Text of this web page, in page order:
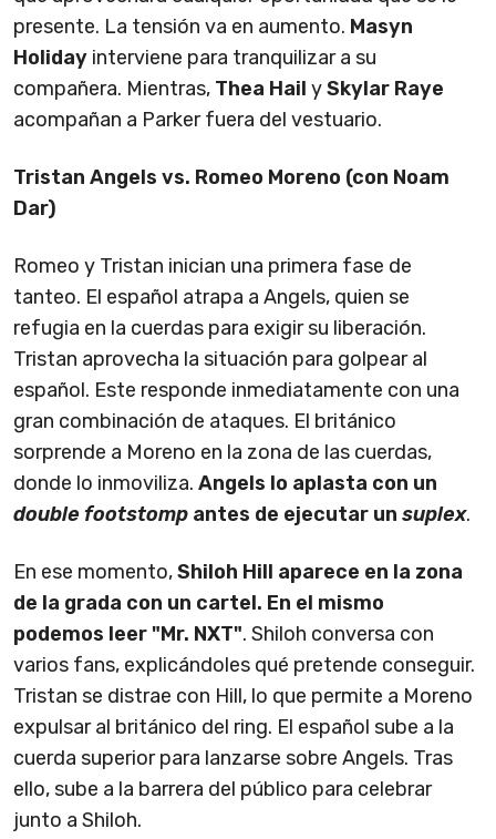
presente. La tensión va en aumento. Masyn
Holiday interviene para tranquilizar a su
compañera. Mientras, Thea Hail ySkylar Raye
acompañan a Parker fuera del vestuario.
Tristan Angels vs. Romeo Moreno (con Noam
Dar)
Romeo y Tristan inician una primera fase de
tanteo. El español atrapa a Angels, quien se
refugia en la cuerdas para exigir su liberación.
Tristan aprovecha la situación para golpear al
español. Este responde inmediatamente con una
gran combinación de ataques. El británico
sorprende a Moreno en la zona de las cuerdas,
donde lo inmoviliza. Angels lo aplasta con un
double footstomp antes de ejecutar un suplex.
En ese momento,Shiloh Hill aparece en la zona
de la grada con un cartel. En el mismo
podemos leer "Mr. NXT". Shiloh conversa con
varios fans, explicándoles qué pretende conseguir.
Tristan se distrae con Hill, lo que permite a Moreno
expulsar al británico del ring. El español sube a la
cuerda superior para lanzarse sobre Angels. Tras
ello, sube a la barrera del público para celebrar
junto a Shiloh.